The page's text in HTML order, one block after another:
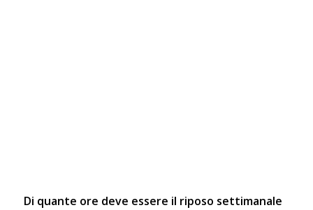
Di quante ore deve essere il riposo settimanale